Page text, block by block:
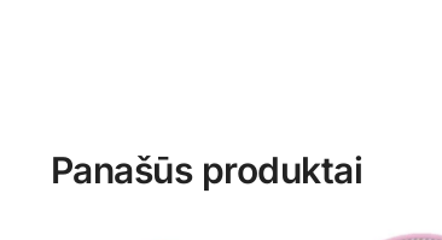
Panašūs produktai